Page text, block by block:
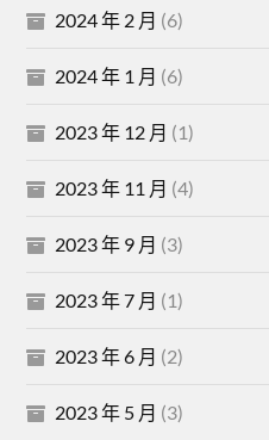
2024 年 2 月 (6)
2024 年 1 月 (6)
2023 年 12 月 (1)
2023 年 11 月 (4)
2023 年 9 月 (3)
2023 年 7 月 (1)
2023 年 6 月 (2)
2023 年 5 月 (3)